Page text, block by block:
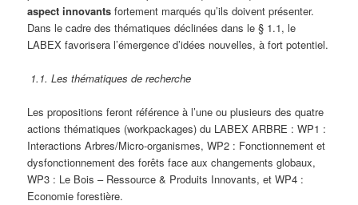
aspect innovants fortement marqués qu’ils doivent présenter.
Dans le cadre des thématiques déclinées dans le § 1.1, le
LABEX favorisera l’émergence d’idées nouvelles, à fort potentiel.
1.1. Les thématiques de recherche
Les propositions feront référence à l’une ou plusieurs des quatre
actions thématiques (workpackages) du LABEX ARBRE : WP1 :
Interactions Arbres/Micro-organismes, WP2 : Fonctionnement et
dysfonctionnement des forêts face aux changements globaux,
WP3 : Le Bois – Ressource & Produits Innovants, et WP4 :
Economie forestière.